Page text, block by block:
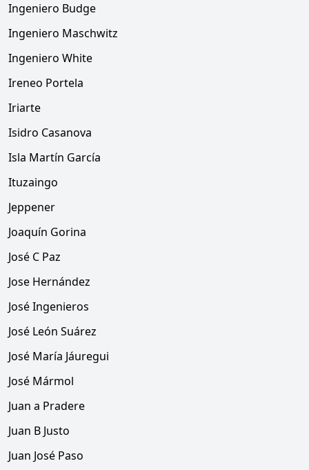
Ingeniero Budge
Ingeniero Maschwitz
Ingeniero White
Ireneo Portela
Iriarte
Isidro Casanova
Isla Martín García
Ituzaingo
Jeppener
Joaquín Gorina
José C Paz
Jose Hernández
José Ingenieros
José León Suárez
José María Jáuregui
José Mármol
Juan a Pradere
Juan B Justo
Juan José Paso